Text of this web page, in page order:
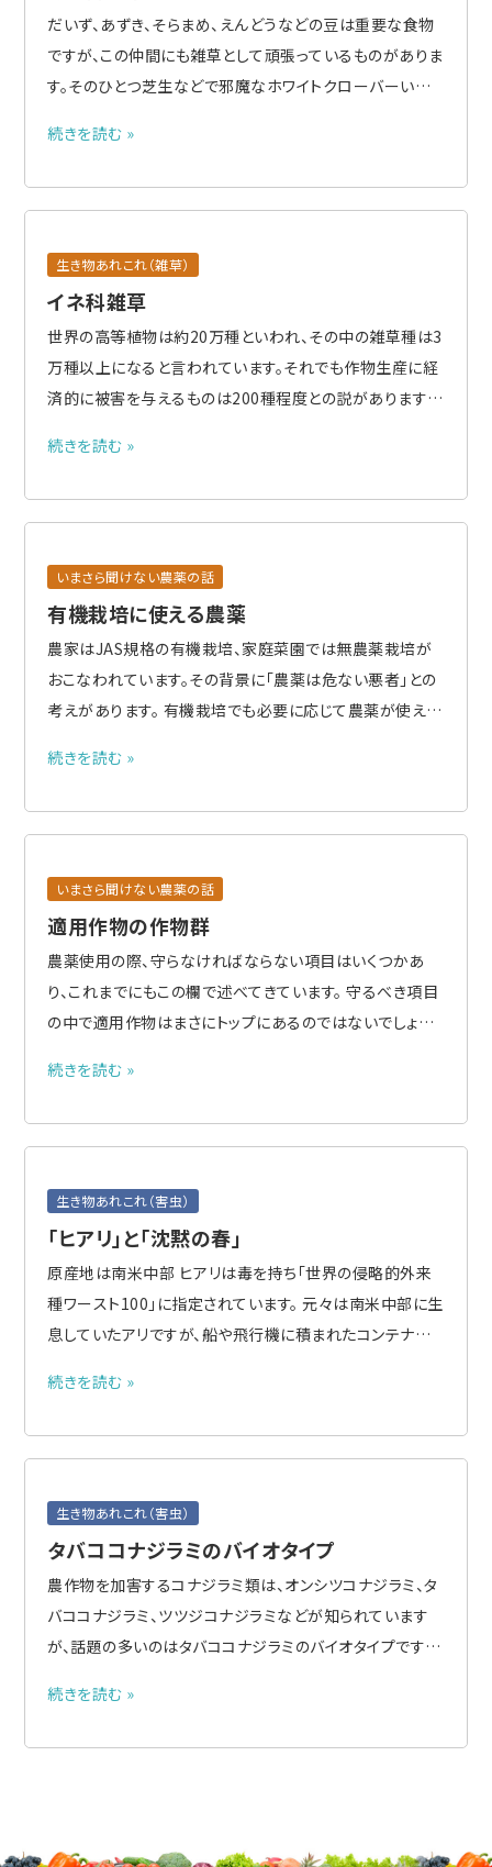
だいず、あずき、そらまめ、えんどうなどの豆は重要な食物
ですが、この仲間にも雑草として頑張っているものがありま
す。そのひとつ芝生などで邪魔なホワイトクローバーいわ
クロップとして栽培されて、この場合は貴重な作物ですが、
クサい..
続きを読む »
生き物あれこれ（雑草）
イネ科雑草
世界の高等植物は約20万種といわれ、その中の雑草種は3
万種以上になると言われています。それでも作物生産に経
済的に被害を与えるものは200種程度との説があります。
近では帰化雑草が増え、また除草剤抵抗性雑草の出現も
のからイネ科雑草..
続きを読む »
いまさら聞けない農薬の話
有機栽培に使える農薬
農家はJAS規格の有機栽培、家庭菜園では無農薬栽培が
おこなわれています。その背景に「農薬は危ない悪者」との
考えがあります。 有機栽培でも必要に応じて農薬が使える
使用できる防除資材を次のように規定しています。農薬と
列挙します。 ..
続きを読む »
いまさら聞けない農薬の話
適用作物の作物群
農薬使用の際、守らなければならない項目はいくつかあ
り、これまでにもこの欄で述べてきています。 守るべき項目
の中で適用作物はまさにトップにあるのではないでしょう
もあります。対象としている作物が適用表の中にあるのだ
か？ 作物残..
続きを読む »
生き物あれこれ（害虫）
「ヒアリ」と「沈黙の春」
原産地は南米中部 ヒアリは毒を持ち「世界の侵略的外来
種ワースト100」に指定されています。 元々は南米中部に生
息していたアリですが、船や飛行機に積まれたコンテナや
リブ諸島に次々と侵入し、2000年代には原産地から遠く離
されるよ..
続きを読む »
生き物あれこれ（害虫）
タバココナジラミのバイオタイプ
農作物を加害するコナジラミ類は、オンシツコナジラミ、タ
バココナジラミ、ツツジコナジラミなどが知られています
が、話題の多いのはタバココナジラミのバイオタイプです。
は世界的に分布し、形態的には区別できませんが、寄主植
続きを読む »